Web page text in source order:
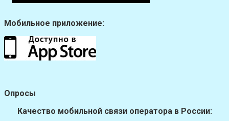
Мобильное приложение:
Опросы
Качество мобильной связи оператора в России: